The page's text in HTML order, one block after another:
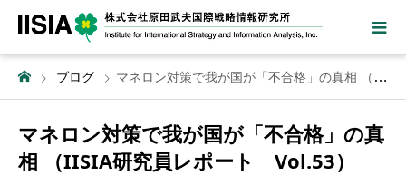
ブログ マネロン対策で我が国が「不合格」の真相 （IISIA研究員レポート Vol.53）
マネロン対策で我が国が「不合格」の真
相 （IISIA研究員レポート Vol.53）